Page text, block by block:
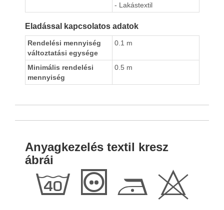
- Lakástextil
Eladással kapcsolatos adatok
Rendelési mennyiség
változtatási egysége
0.1 m
Minimális rendelési
mennyiség
0.5 m
Anyagkezelés textil kresz
ábrái
h T D H